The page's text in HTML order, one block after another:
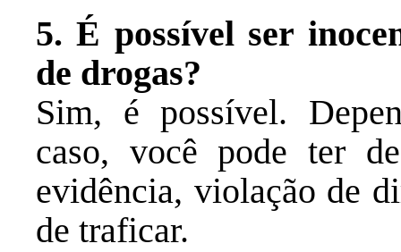
5. É possível ser
de drogas?
Sim, é possível.
caso, você pode ter
evidência, violação de
de traficar.